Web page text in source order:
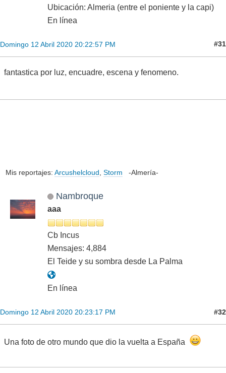
Ubicación: Almeria (entre el poniente y la capi)
En línea
Domingo 12 Abril 2020 20:22:57 PM #31
fantastica por luz, encuadre, escena y fenomeno.
Mis reportajes: Arcushelcloud Storm -Almería-
Nambroque
aaa
Cb Incus
Mensajes: 4,884
El Teide y su sombra desde La Palma
En línea
Domingo 12 Abril 2020 20:23:17 PM #32
Una foto de otro mundo que dio la vuelta a España